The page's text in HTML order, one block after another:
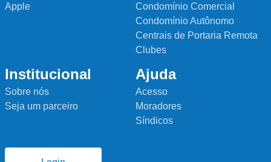
Apple
Condomínio Comercial
Condomínio Autônomo
Centrais de Portaria Remota
Clubes
Institucional
Sobre nós
Seja um parceiro
Ajuda
Acesso
Moradores
Síndicos